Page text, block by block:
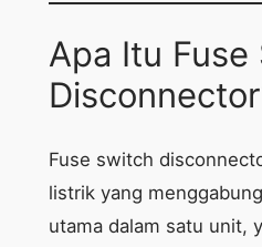
Apa Itu Fuse
Fuse switch
listrik yang
utama dalam satu unit,